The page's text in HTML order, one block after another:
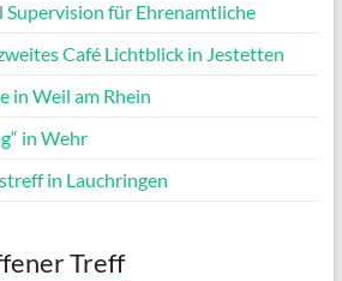
Supervision für Ehrenamtliche
Café Lichtblick in Jestetten
in Weil am Rhein
in Wehr
in Lauchringen
Treff